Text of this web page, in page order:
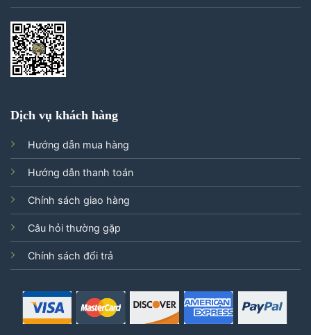
Dịch vụ khách hàng
Hướng dẫn mua hàng
Hướng dẫn thanh toán
Chính sách giao hàng
Câu hỏi thường gặp
Chính sách đổi trả